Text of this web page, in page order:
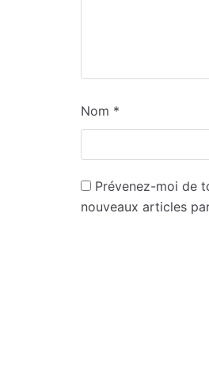
Nom *
Prévenez-moi de
nouveaux articles